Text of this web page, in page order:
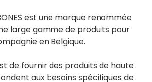
est une marque renommée
large gamme de produits pour
en Belgique.
de fournir des produits de haute
aux besoins spécifiques de